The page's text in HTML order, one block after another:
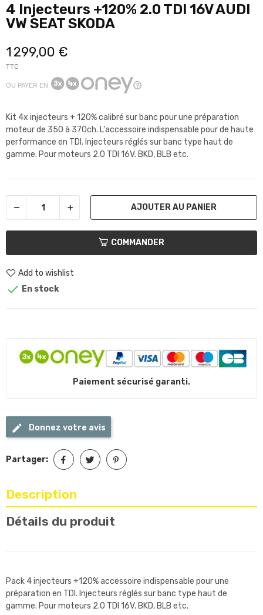
4 Injecteurs +120% 2.0 TDI 16V AUDI
VW SEAT SKODA
1 299,00 €
TTC
OU PAYER EN
Kit 4x injecteurs + 120% calibré sur banc pour une préparation
moteur de 350 à 370ch. L'accessoire indispensable pour de haute
performance en TDI. Injecteurs réglés sur banc type haut de
gamme. Pour moteurs 2.0 TDI 16V. BKD, BLB etc.
AJOUTER AU PANIER
COMMANDER
Add to wishlist
 En stock
Paiement sécurisé garanti.
Donnez votre avis
Partager:
Description
Détails du produit
Pack 4 injecteurs +120% accessoire indispensable pour une
préparation en TDI. Injecteurs réglés sur banc type haut de
gamme. Pour moteurs 2.0 TDI 16V. BKD, BLB etc.